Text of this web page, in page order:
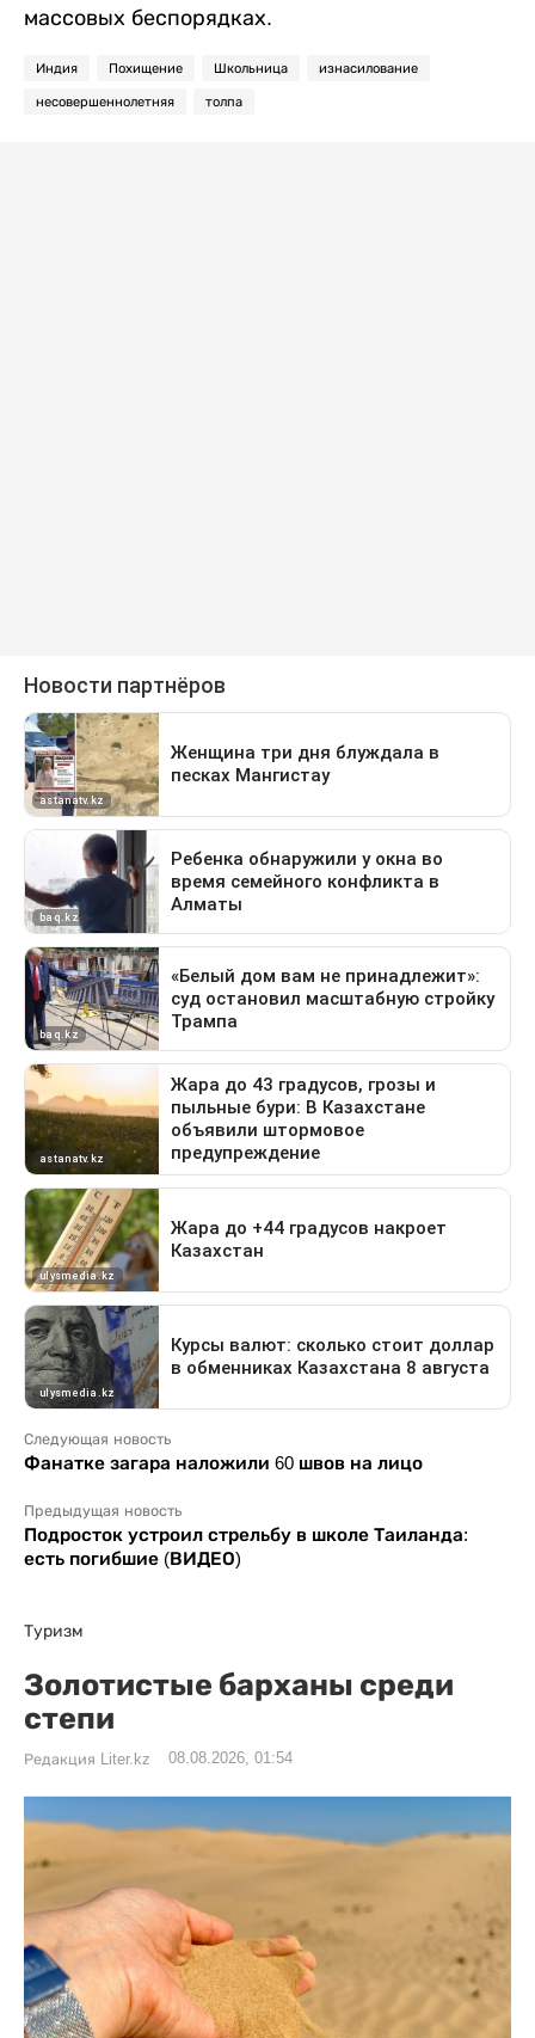
массовых беспорядках.
Индия Похищение Школьница изнасилование
несовершеннолетняя толпа
Следующая новость
Фанатке загара наложили 60 швов на лицо
Предыдущая новость
Подросток устроил стрельбу в школе Таиланда:
есть погибшие (ВИДЕО)
Туризм
Золотистые барханы среди
степи
Редакция Liter.kz 08.08.2026, 01:54